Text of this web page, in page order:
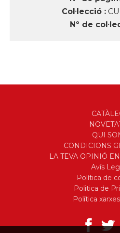
Col·lecció :
Nº de
QUI
CONDICIONS
LA TEVA OPINIÓ
Avís
Política de
Politica de
Política